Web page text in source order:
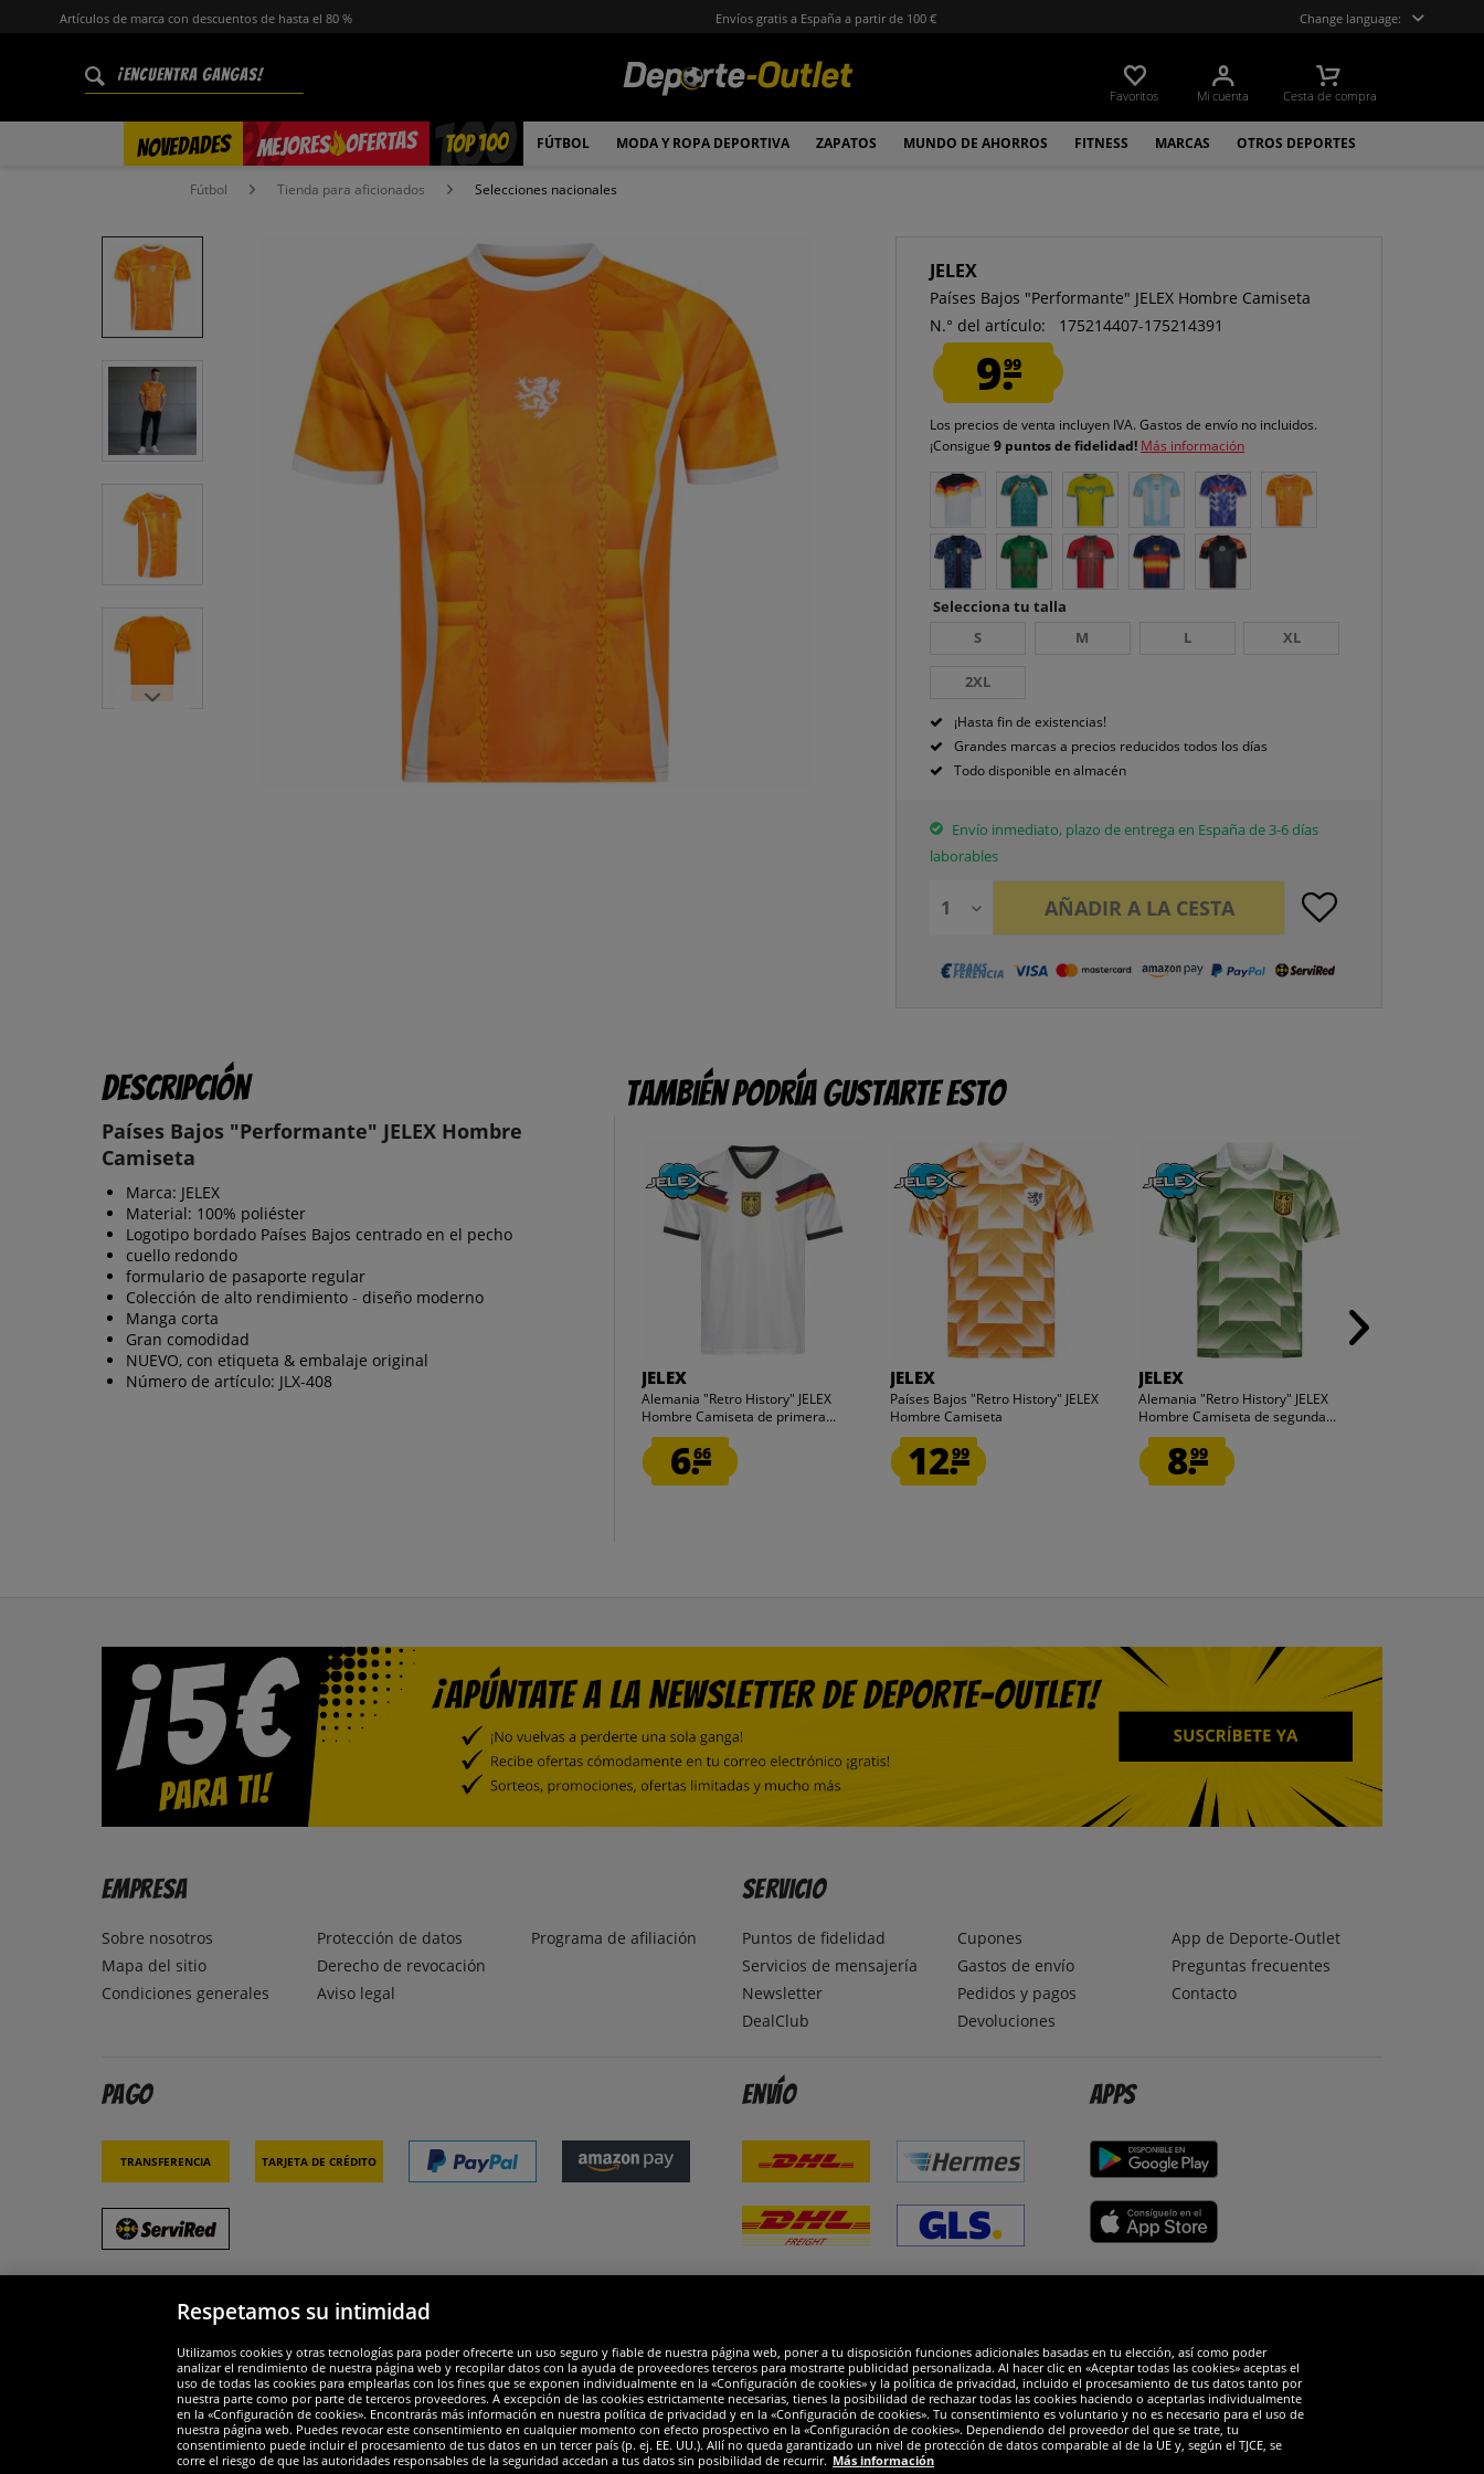
Artículos de marca con descuentos de hasta el 80 % Envíos gratis a España a partir de 100 € Change language:
Favoritos Mi cuenta Cesta de compra
NOVEDADES MEJORES OFERTAS
% TOP 100 FÚTBOL MODA Y ROPA DEPORTIVA ZAPATOS MUNDO DE AHORROS FITNESS MARCAS OTROS DEPORTES
Fútbol Tienda para aficionados Selecciones nacionales
JELEX
Países Bajos "Performante" JELEX Hombre Camiseta
N.° del artículo:
175214407-175214391
9.99
Los precios de venta incluyen IVA.Gastos de envío no incluidos.
¡Consigue9 puntos de fidelidad! Más información
Selecciona tu talla
S
M L XL
2XL
¡Hasta fin de existencias!
Grandes marcas a precios reducidos todos los días
Todo disponible en almacén
Envío inmediato, plazo de entrega en España de 3-6 días
laborables
AÑADIR A LA CESTA
Descripción
Países Bajos "Performante" JELEX Hombre
Camiseta
Marca: JELEX
Material: 100% poliéster
Logotipo bordado Países Bajos centrado en el pecho
cuello redondo
formulario de pasaporte regular
Colección de alto rendimiento - diseño moderno
Manga corta
Gran comodidad
NUEVO, con etiqueta & embalaje original
Número de artículo: JLX-408
También podría gustarte esto
JELEX
Alemania "Retro History" JELEX
Hombre Camiseta de primera...
6.66
JELEX
Países Bajos "Retro History" JELEX
Hombre Camiseta
12.99
JELEX
Alemania "Retro History" JELEX
Hombre Camiseta de segunda...
8.99
Empresa
Sobre nosotros
Mapa del sitio
Condiciones generales
Protección de datos
Derecho de revocación
Aviso legal
Programa de afiliación
Servicio
Puntos de fidelidad
Servicios de mensajería
Newsletter
DealClub
Cupones
Gastos de envío
Pedidos y pagos
Devoluciones
App de Deporte-Outlet
Preguntas frecuentes
Contacto
Pago
Transferencia Tarjeta de crédito
Envío Apps
Widerruf
Respetamos su intimidad
Utilizamos cookies y otras tecnologías para poder ofrecerte un uso seguro y fiable de nuestra página web, poner a tu disposición funciones adicionales basadas en tu elección, así como poder
analizar el rendimiento de nuestra página web y recopilar datos con la ayuda de proveedores terceros para mostrarte publicidad personalizada. Al hacer clic en «Aceptar todas las cookies» aceptas el
uso de todas las cookies para emplearlas con los fines que se exponen individualmente en la «Configuración de cookies» y la política de privacidad, incluido el procesamiento de tus datos tanto por
nuestra parte como por parte de terceros proveedores. A excepción de las cookies estrictamente necesarias, tienes la posibilidad de rechazar todas las cookies haciendo o aceptarlas individualmente
en la «Configuración de cookies». Encontrarás más información en nuestra política de privacidad y en la «Configuración de cookies». Tu consentimiento es voluntario y no es necesario para el uso de
nuestra página web. Puedes revocar este consentimiento en cualquier momento con efecto prospectivo en la «Configuración de cookies». Dependiendo del proveedor del que se trate, tu
consentimiento puede incluir el procesamiento de tus datos en un tercer país (p. ej. EE. UU.). Allí no queda garantizado un nivel de protección de datos comparable al de la UE y, según el TJCE, se
corre el riesgo de que las autoridades responsables de la seguridad accedan a tus datos sin posibilidad de recurrir. Más información